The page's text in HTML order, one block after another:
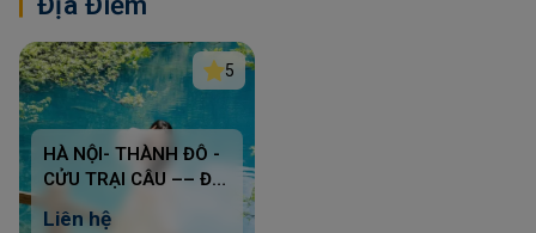
5
HÀ NỘI- THÀNH ĐÔ -
CỬU TRẠI CÂU –– ĐÔ
Liên hệ